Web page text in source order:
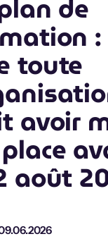
de
:
toute
avoir
août